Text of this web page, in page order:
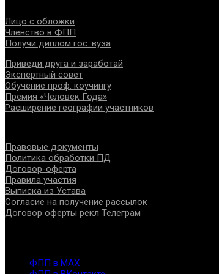
Лицо с обложки
Членство в ФПП
Получи диплом гос. вуза
Приведи друга и заработай
Экспертный совет
Обучение проф. коучингу
Премия «Человек Года»
Расширение географии участников
Правовые документы
Политика обработки ПД
Договор-оферта
Правила участия
Выписка из Устава
Согласие на получение рассылок
Договор оферты рекл Телеграм
ФПП в МАХ